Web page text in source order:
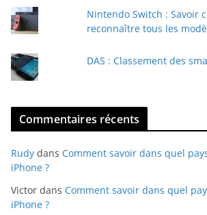
Nintendo Switch : Savoir
reconnaître tous les
DAS : Classement des
Commentaires récents
Rudy dans Comment savoir dans quel
iPhone ?
Victor dans Comment savoir dans quel
iPhone ?